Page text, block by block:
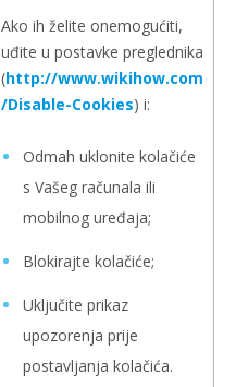
Ako ih želite onemogućiti,
uđite u postavke preglednika
(http://www.wikihow.com
/Disable-Cookies) i:
Odmah uklonite kolačiće
s Vašeg računala ili
mobilnog uređaja;
Blokirajte kolačiće;
Uključite prikaz
upozorenja prije
postavljanja kolačića.